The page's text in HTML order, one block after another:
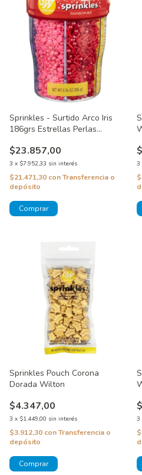
Sprinkles - Surtido Arco Iris
186grs Estrellas Perlas
$23.857,00
3 x $7.952,33 sin interés
$21.471,30 conTransferencia o
depósito
3
Sprinkles Pouch Corona
Dorada Wilton
$4.347,00
3 x $1.449,00 sin interés
$3.912,30 conTransferencia o
depósito
3